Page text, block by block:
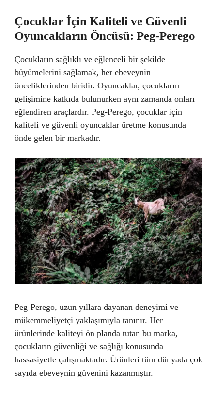
Çocuklar İçin Kaliteli ve Güvenli
Oyuncakların Öncüsü: Peg-Perego
Çocukların sağlıklı ve eğlenceli bir şekilde
büyümelerini sağlamak, her ebeveynin
önceliklerinden biridir. Oyuncaklar, çocukların
gelişimine katkıda bulunurken aynı zamanda onları
eğlendiren araçlardır. Peg-Perego, çocuklar için
kaliteli ve güvenli oyuncaklar üretme konusunda
önde gelen bir markadır.
Peg-Perego, uzun yıllara dayanan deneyimi ve
mükemmeliyetçi yaklaşımıyla tanınır. Her
ürünlerinde kaliteyi ön planda tutan bu marka,
çocukların güvenliği ve sağlığı konusunda
hassasiyetle çalışmaktadır. Ürünleri tüm dünyada çok
sayıda ebeveynin güvenini kazanmıştır.